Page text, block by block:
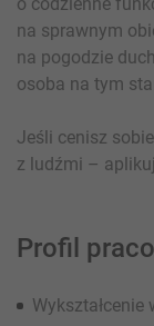
na sprawnym
na pogodzie
osoba na tym
Jeśli cenisz
z ludźmi –
Profil